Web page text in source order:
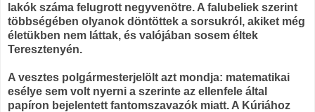
lakók száma felugrott negyvenötre. A falubeliek szerint
többségében olyanok döntöttek a sorsukról, akiket még
életükben nem láttak, és valójában sosem éltek
Teresztenyén.
A vesztes polgármesterjelölt azt mondja: matematikai
esélye sem volt nyerni a szerinte az ellenfele által
papíron bejelentett fantomszavazók miatt. A Kúriához